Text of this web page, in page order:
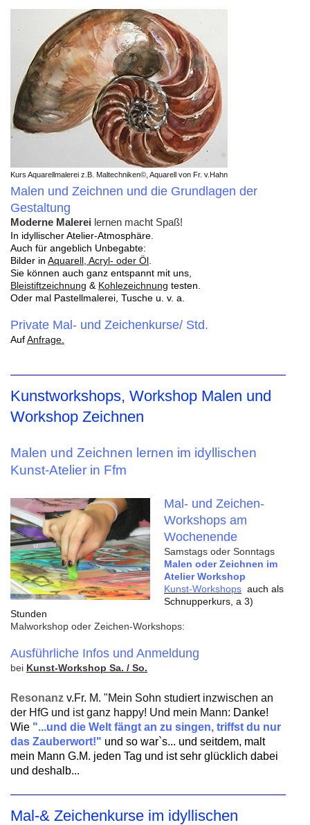
Kurs Aquarellmalerei z.B. Maltechniken©, Aquarell von Fr. v.Hahn
Malen und Zeichnen und die Grundlagen der
Gestaltung
Moderne Malerei lernen macht Spaß!
In idyllischer Atelier-Atmosphäre.
Auch für angeblich Unbegabte:
Bilder in Aquarell, Acryl- oder Öl
Sie können auch ganz entspannt mit uns,
Bleistiftzeichnung & Kohlezeichnung testen.
Oder mal Pastellmalerei, Tusche u. v. a.
Private Mal- und Zeichenkurse/ Std.
AufAnfrage.
Kunstworkshops, Workshop Malen und
Workshop Zeichnen
Malen und Zeichnen lernen im idyllischen
Kunst-Atelier in Ffm
Mal- und Zeichen-
Workshops am
Wochenende
Samstags oder Sonntags
Malen oder Zeichnen im
Atelier Workshop
Kunst-Workshops auch als
Schnupperkurs, a 3)
Stunden
Malworkshop oder Zeichen-Workshops:
Ausführliche Infos und Anmeldung
bei Kunst-Workshop Sa. / So.
Resonanz v.Fr. M. "Mein Sohn studiert inzwischen an
der HfG und ist ganz happy! Und mein Mann: Danke!
Wie "...und die Welt fängt an zu singen, triffst du nur
das Zauberwort!" und so war`s... und seitdem, malt
mein Mann G.M. jeden Tag und ist sehr glücklich dabei
und deshalb...
Mal-& Zeichenkurse im idyllischen